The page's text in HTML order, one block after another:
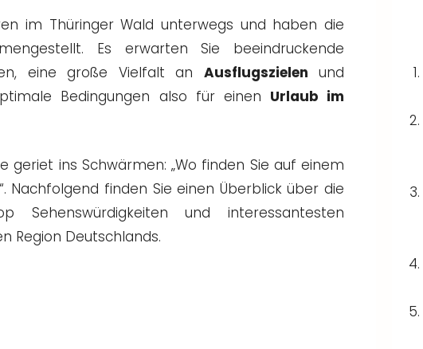
im Thüringer Wald unterwegs und haben die
Es erwarten Sie beeindruckende
eine große Vielfalt an Ausflugszielen und
Bedingungen also für einen Urlaub im
geriet ins Schwärmen: „Wo finden Sie auf einem
Nachfolgend finden Sie einen Überblick über die
Sehenswürdigkeiten und interessantesten
Region Deutschlands.